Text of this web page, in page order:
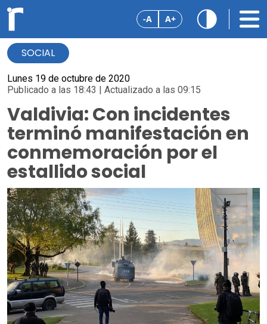
-A A+
SOCIAL
Lunes 19 de octubre de 2020
Publicado a las 18:43 | Actualizado a las 09:15
Valdivia: Con incidentes
terminó manifestación en
conmemoración por el
estallido social